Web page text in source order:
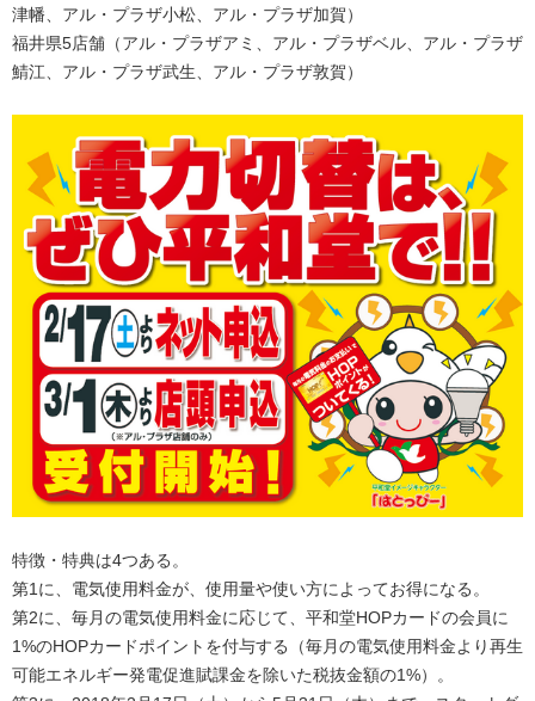
津幡、アル・プラザ小松、アル・プラザ加賀）
福井県5店舗（アル・プラザアミ、アル・プラザベル、アル・プラザ
鯖江、アル・プラザ武生、アル・プラザ敦賀）
特徴・特典は4つある。
第1に、電気使用料金が、使用量や使い方によってお得になる。
第2に、毎月の電気使用料金に応じて、平和堂HOPカードの会員に
1%のHOPカードポイントを付与する（毎月の電気使用料金より再生
可能エネルギー発電促進賦課金を除いた税抜金額の1%）。